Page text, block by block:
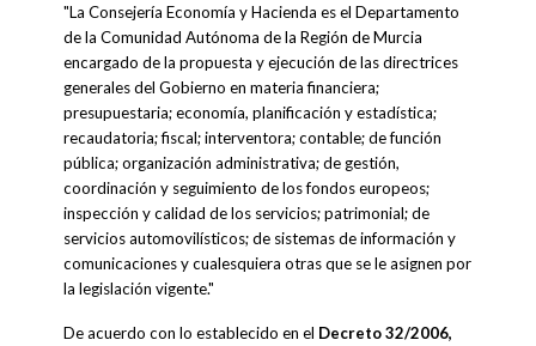
"La Consejería Economía y Hacienda es el Departamento
de la Comunidad Autónoma de la Región de Murcia
encargado de la propuesta y ejecución de las directrices
generales del Gobierno en materia financiera;
presupuestaria; economía, planificación y estadística;
recaudatoria; fiscal; interventora; contable; de función
pública; organización administrativa; de gestión,
coordinación y seguimiento de los fondos europeos;
inspección y calidad de los servicios; patrimonial; de
servicios automovilísticos; de sistemas de información y
comunicaciones y cualesquiera otras que se le asignen por
la legislación vigente."
De acuerdo con lo establecido en el Decreto 32/2006,